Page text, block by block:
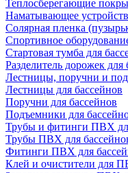
Теплосберегающие
Наматывающее
Солярная пленка
Спортивное
Стартовая тумба для
Разделитель дорожек для
Лестницы, поручни и
Лестницы для бассейнов
Поручни для бассейнов
Подъемники для
Трубы и фитинги ПВХ
Трубы ПВХ для
Фитинги ПВХ для
Клей и очистители для